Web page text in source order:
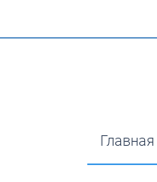
Главная